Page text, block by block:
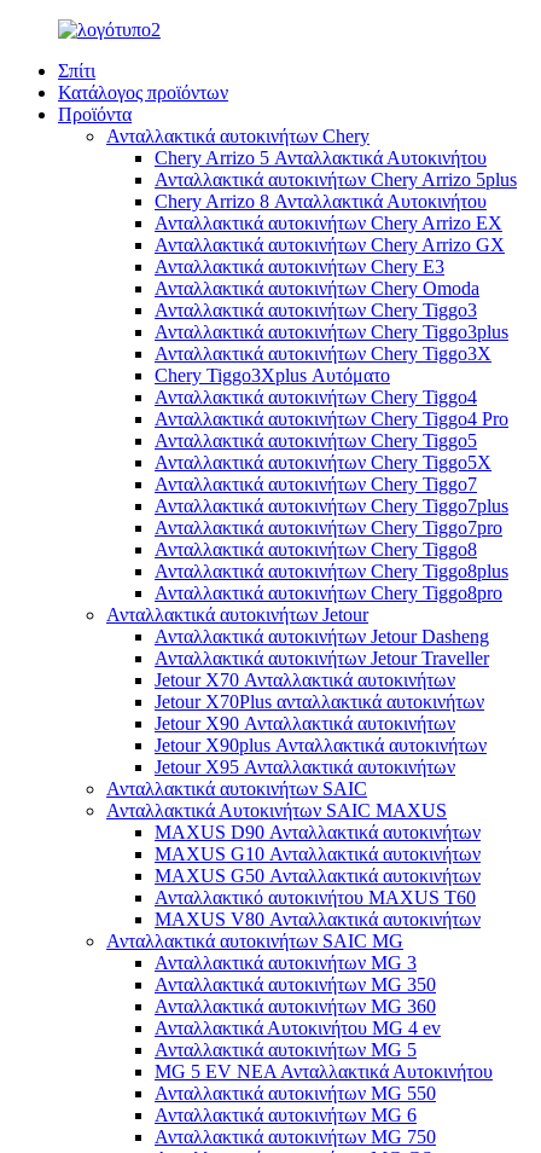
Σπίτι
Κατάλογος προϊόντων
Προϊόντα
Ανταλλακτικά αυτοκινήτων Chery
Chery Arrizo 5 Ανταλλακτικά Αυτοκινήτου
Ανταλλακτικά αυτοκινήτων Chery Arrizo 5plus
Chery Arrizo 8 Ανταλλακτικά Αυτοκινήτου
Ανταλλακτικά αυτοκινήτων Chery Arrizo EX
Ανταλλακτικά αυτοκινήτων Chery Arrizo GX
Ανταλλακτικά αυτοκινήτων Chery E3
Ανταλλακτικά αυτοκινήτων Chery Omoda
Ανταλλακτικά αυτοκινήτων Chery Tiggo3
Ανταλλακτικά αυτοκινήτων Chery Tiggo3plus
Ανταλλακτικά αυτοκινήτων Chery Tiggo3X
Chery Tiggo3Xplus Αυτόματο
Ανταλλακτικά αυτοκινήτων Chery Tiggo4
Ανταλλακτικά αυτοκινήτων Chery Tiggo4 Pro
Ανταλλακτικά αυτοκινήτων Chery Tiggo5
Ανταλλακτικά αυτοκινήτων Chery Tiggo5X
Ανταλλακτικά αυτοκινήτων Chery Tiggo7
Ανταλλακτικά αυτοκινήτων Chery Tiggo7plus
Ανταλλακτικά αυτοκινήτων Chery Tiggo7pro
Ανταλλακτικά αυτοκινήτων Chery Tiggo8
Ανταλλακτικά αυτοκινήτων Chery Tiggo8plus
Ανταλλακτικά αυτοκινήτων Chery Tiggo8pro
Ανταλλακτικά αυτοκινήτων Jetour
Ανταλλακτικά αυτοκινήτων Jetour Dasheng
Ανταλλακτικά αυτοκινήτων Jetour Traveller
Jetour X70 Ανταλλακτικά αυτοκινήτων
Jetour X70Plus ανταλλακτικά αυτοκινήτων
Jetour X90 Ανταλλακτικά αυτοκινήτων
Jetour X90plus Ανταλλακτικά αυτοκινήτων
Jetour X95 Ανταλλακτικά αυτοκινήτων
Ανταλλακτικά αυτοκινήτων SAIC
Ανταλλακτικά Αυτοκινήτων SAIC MAXUS
MAXUS D90 Ανταλλακτικά αυτοκινήτων
MAXUS G10 Ανταλλακτικά αυτοκινήτων
MAXUS G50 Ανταλλακτικά αυτοκινήτων
Ανταλλακτικό αυτοκινήτου MAXUS T60
MAXUS V80 Ανταλλακτικά αυτοκινήτων
Ανταλλακτικά αυτοκινήτων SAIC MG
Ανταλλακτικά αυτοκινήτων MG 3
Ανταλλακτικά αυτοκινήτων MG 350
Ανταλλακτικά αυτοκινήτων MG 360
Ανταλλακτικά Αυτοκινήτου MG 4 ev
Ανταλλακτικά αυτοκινήτων MG 5
MG 5 EV ΝΕΑ Ανταλλακτικά Αυτοκινήτου
Ανταλλακτικά αυτοκινήτων MG 550
Ανταλλακτικά αυτοκινήτων MG 6
Ανταλλακτικά αυτοκινήτων MG 750